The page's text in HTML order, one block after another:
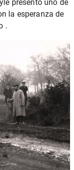
presentó uno de
la esperanza de
.